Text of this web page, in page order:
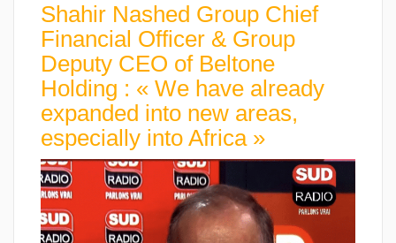
Shahir Nashed Group Chief
Financial Officer & Group
Deputy CEO of Beltone
Holding : « We have already
expanded into new areas,
especially into Africa »